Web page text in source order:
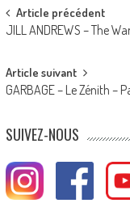
Post
navigation
Article précédent
JILL ANDREWS – The
Article suivant
GARBAGE – Le Zénith –
SUIVEZ-NOUS